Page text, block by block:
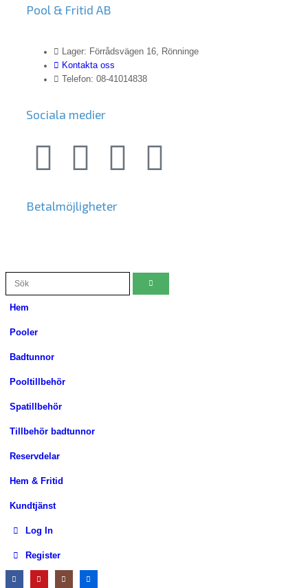
Pool & Fritid AB
Lager: Förrådsvägen 16, Rönninge
Kontakta oss
Telefon: 08-41014838
Sociala medier
Betalmöjligheter
Hem
Pooler
Badtunnor
Pooltillbehör
Spatillbehör
Tillbehör badtunnor
Reservdelar
Hem & Fritid
Kundtjänst
Log In
Register